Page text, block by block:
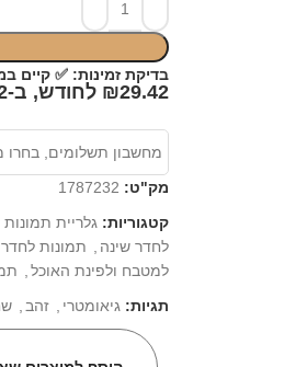
בדיקת זמינות: ✅ קיים
₪29.42 לחודש, ב-12 תשלומים ללא ריבית*
מק"ט: 1787232
קטגוריות: גלריית תמונות
לחדר שינה
תמונות
למטבח ולפינת האוכל
תגיות: גיאומטרי זהב